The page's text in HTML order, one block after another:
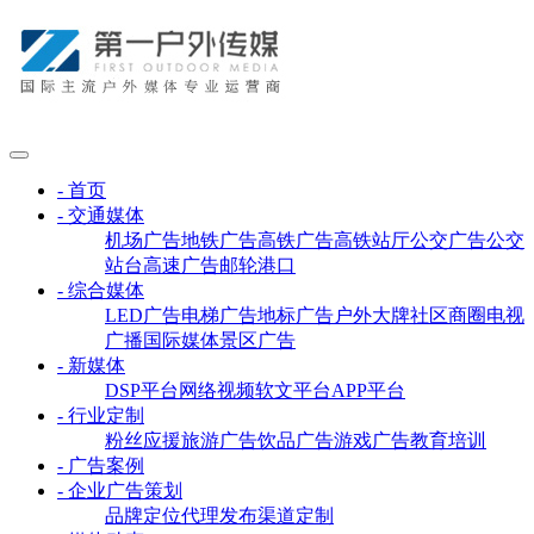
- 首页
- 交通媒体
机场广告地铁广告高铁广告高铁站厅公交广告公交
站台高速广告邮轮港口
- 综合媒体
LED广告电梯广告地标广告户外大牌社区商圈电视
广播国际媒体景区广告
- 新媒体
DSP平台 网络视频软文平台APP平台
- 行业定制
粉丝应援旅游广告饮品广告游戏广告教育培训
- 广告案例
- 企业广告策划
品牌定位代理发布渠道定制